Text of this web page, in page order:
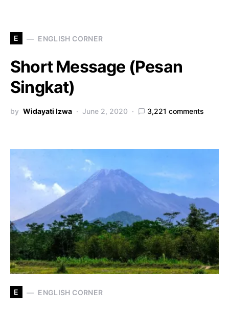
E ENGLISH CORNER
Short Message (Pesan
Singkat)
by Widayati Izwa June 2, 2020 3,221 comments
E ENGLISH CORNER